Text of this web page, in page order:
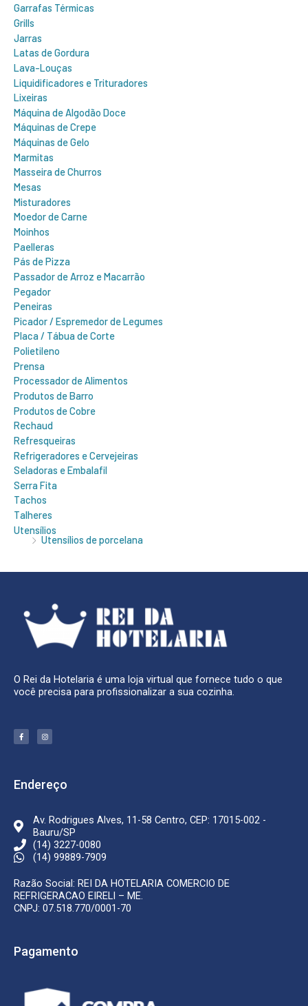
Garrafas Térmicas
Grills
Jarras
Latas de Gordura
Lava-Louças
Liquidificadores e Trituradores
Lixeiras
Máquina de Algodão Doce
Máquinas de Crepe
Máquinas de Gelo
Marmitas
Masseira de Churros
Mesas
Misturadores
Moedor de Carne
Moinhos
Paelleras
Pás de Pizza
Passador de Arroz e Macarrão
Pegador
Peneiras
Picador / Espremedor de Legumes
Placa / Tábua de Corte
Polietileno
Prensa
Processador de Alimentos
Produtos de Barro
Produtos de Cobre
Rechaud
Refresqueiras
Refrigeradores e Cervejeiras
Seladoras e Embalafil
Serra Fita
Tachos
Talheres
Utensílios
Utensílios de porcelana
O Rei da Hotelaria é uma loja virtual que fornece tudo o que
você precisa para profissionalizar a sua cozinha.
F
a
c
k
-
I
n
s
m
Endereço
Av. Rodrigues Alves, 11-58 Centro, CEP: 17015-002 -
Bauru/SP
(14) 3227-0080
(14) 99889-7909
Razão Social: REI DA HOTELARIA COMERCIO DE
REFRIGERACAO EIRELI – ME.
CNPJ: 07.518.770/0001-70
Pagamento